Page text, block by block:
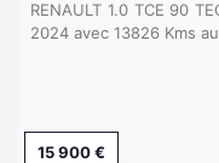
RENAULT 1.0 TCE 90
2024 avec 13826 Kms
15 900 €